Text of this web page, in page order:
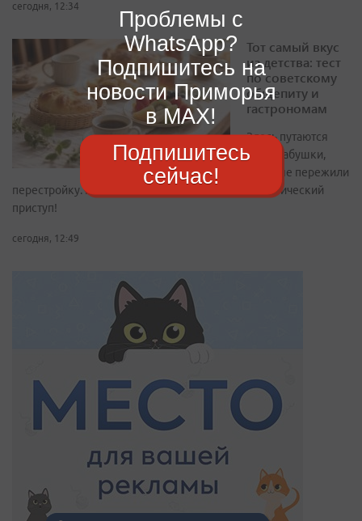
сегодня, 12:34
Тот самый вкус
из детства: тест
по советскому
общепиту и
гастрономам
Здесь путаются
даже бабушки,
которые пережили
перестройку. Проходите, пока не начался ностальгический
приступ!
сегодня, 12:49
Проблемы с
WhatsApp?
Подпишитесь на
новости Приморья
в MAX!
Подпишитесь
сейчас!